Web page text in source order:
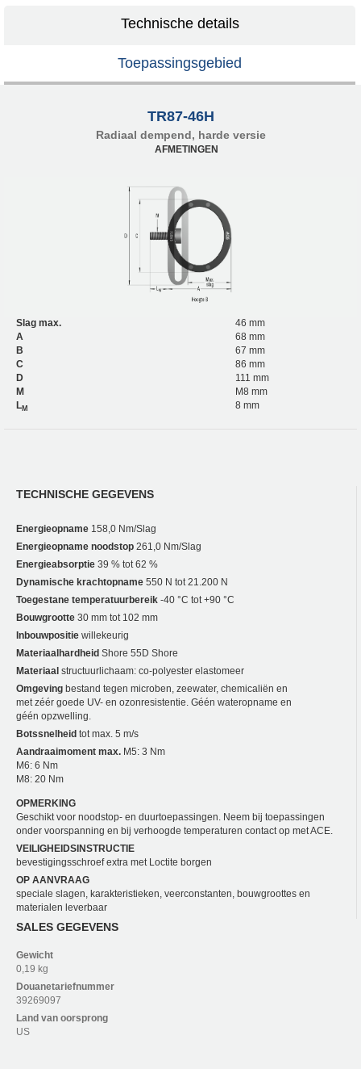
Technische details
Toepassingsgebied
TR87-46H
Radiaal dempend, harde versie
AFMETINGEN
Slag max.
46 mm
A
68 mm
B
67 mm
C
86 mm
D
111 mm
M
M8 mm
LM 8 mm
TECHNISCHE GEGEVENS
Energieopname 158,0 Nm/Slag
Energieopname noodstop 261,0 Nm/Slag
Energieabsorptie 39 % tot 62 %
Dynamische krachtopname 550 N tot 21.200 N
Toegestane temperatuurbereik -40 °C tot +90 °C
Bouwgrootte 30 mm tot 102 mm
Inbouwpositie willekeurig
Materiaalhardheid Shore 55D Shore
Materiaal structuurlichaam: co-polyester elastomeer
Omgeving bestand tegen microben, zeewater, chemicaliën en
met zéér goede UV- en ozonresistentie. Géén wateropname en
géén opzwelling.
Botssnelheid tot max. 5 m/s
Aandraaimoment max. M5: 3 Nm
M6: 6 Nm
M8: 20 Nm
OPMERKING
Geschikt voor noodstop- en duurtoepassingen. Neem bij toepassingen
onder voorspanning en bij verhoogde temperaturen contact op met ACE.
VEILIGHEIDSINSTRUCTIE
bevestigingsschroef extra met Loctite borgen
OP AANVRAAG
speciale slagen, karakteristieken, veerconstanten, bouwgroottes en
materialen leverbaar
SALES GEGEVENS
Gewicht
0,19 kg
Douanetariefnummer
39269097
Land van oorsprong
US